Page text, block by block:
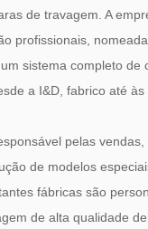
de travagem. A
profissionais,
sistema completo de
a I&D, fabrico até
pelas vendas,
de modelos
fábricas são
de alta qualidade